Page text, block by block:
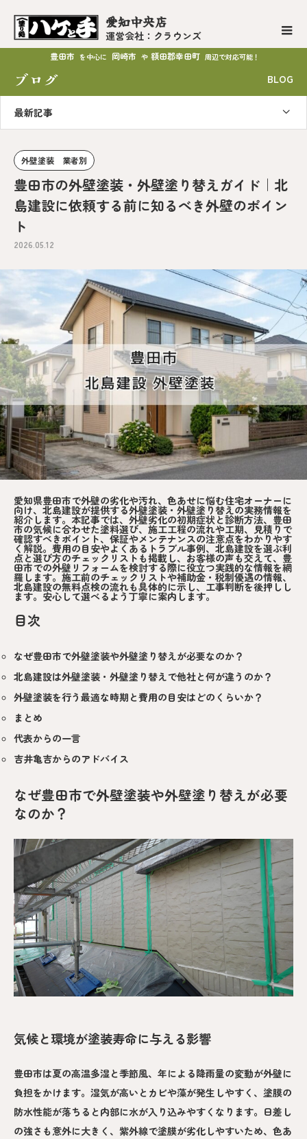
愛知中央店
運営会社：クラウンズ
豊田市 を中心に 岡崎市 や 額田郡幸田町 周辺で対応可能！
ブログ BLOG
最新記事
外壁塗装 業者別
豊田市の外壁塗装・外壁塗り替えガイド｜北
島建設に依頼する前に知るべき外壁のポイン
ト
2026.05.12
愛知県豊田市で外壁の劣化や汚れ、色あせに悩む住宅オーナーに
向け、北島建設が提供する外壁塗装・外壁塗り替えの実務情報を
紹介します。本記事では、外壁劣化の初期症状と診断方法、豊田
市の気候に合わせた塗料選び、施工工程の流れや工期、見積りで
確認すべきポイント、保証やメンテナンスの注意点をわかりやす
く解説。費用の目安やよくあるトラブル事例、北島建設を選ぶ利
点と選び方のチェックリストも掲載し、お客様の声も交えて、豊
田市での外壁リフォームを検討する際に役立つ実践的な情報を網
羅します。施工前のチェックリストや補助金・税制優遇の情報、
北島建設の無料点検の流れも具体的に示し、工事判断を後押しし
ます。安心して選べるよう丁寧に案内します。
目次
なぜ豊田市で外壁塗装や外壁塗り替えが必要なのか？
北島建設は外壁塗装・外壁塗り替えで他社と何が違うのか？
外壁塗装を行う最適な時期と費用の目安はどのくらいか？
まとめ
代表からの一言
吉井亀吉からのアドバイス
なぜ豊田市で外壁塗装や外壁塗り替えが必要
なのか？
気候と環境が塗装寿命に与える影響
豊田市は夏の高温多湿と季節風、年による降雨量の変動が外壁に
負担をかけます。湿気が高いとカビや藻が発生しやすく、塗膜の
防水性能が落ちると内部に水が入り込みやすくなります。日差し
の強さも意外に大きく、紫外線で塗膜が劣化しやすいため、色あ